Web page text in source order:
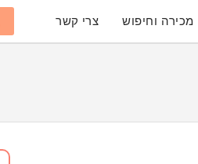
מכירה וחיפוש צרי קשר